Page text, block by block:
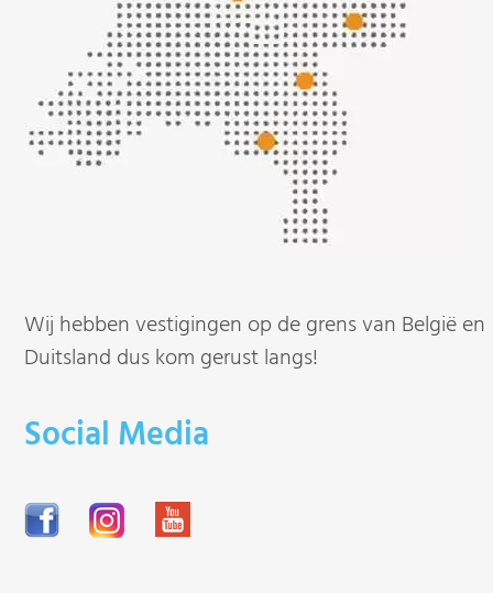
Wij hebben vestigingen op de grens van België en
Duitsland dus kom gerust langs!
Social Media